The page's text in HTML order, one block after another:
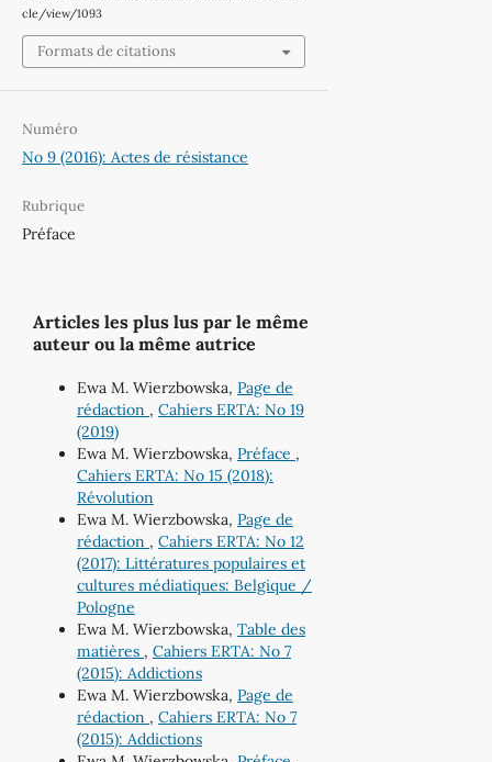
cle/view/1093
Formats de citations
Numéro
No 9 (2016): Actes de résistance
Rubrique
Préface
Articles les plus lus par le même
auteur ou la même autrice
Ewa M. Wierzbowska, Page de
rédaction , Cahiers ERTA: No 19
(2019)
Ewa M. Wierzbowska, Préface ,
Cahiers ERTA: No 15 (2018):
Révolution
Ewa M. Wierzbowska, Page de
rédaction , Cahiers ERTA: No 12
(2017): Littératures populaires et
cultures médiatiques: Belgique /
Pologne
Ewa M. Wierzbowska, Table des
matières , Cahiers ERTA: No 7
(2015): Addictions
Ewa M. Wierzbowska, Page de
rédaction , Cahiers ERTA: No 7
(2015): Addictions